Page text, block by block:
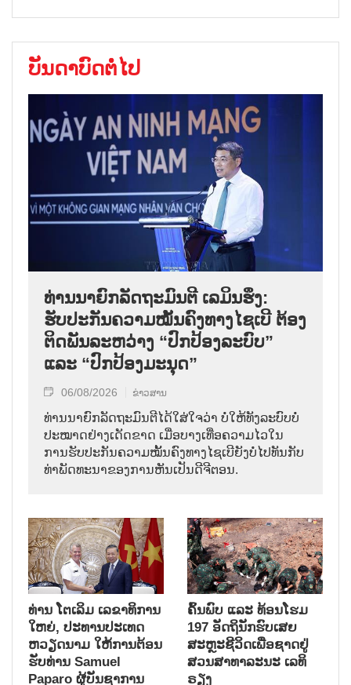
ບັນດາບົດຕໍ່ໄປ
ທ່ານນາຍົກລັດຖະມົນຕີ ເລມິນຮຶງ:
ຮັບປະກັນຄວາມໝັ້ນຄົງທາງໄຊເບີ ຕ້ອງ
ຕິດພັນລະຫວ່າງ “ປົກປ້ອງລະບົບ”
ແລະ “ປົກປ້ອງມະນຸດ”
06/08/2026 ຂ່າວສານ
ທ່ານນາຍົກລັດຖະມົນຕີໄດ້ໃສ່ໃຈວ່າ ບໍ່ໃຫ້ທັງລະບົບບໍ່
ປະໝາດຢ່າງເດັດຂາດ ເມື່ອບາງເທື່ອຄວາມໄວໃນ
ການຮັບປະກັນຄວາມໝັ້ນຄົງທາງໄຊເບີຍັງບໍ່ໄປທັນກັບ
ທ່າພັດທະນາຂອງການຫັນເປັນດີຈີຕອນ.
ທ່ານ ໂຕ​ເລິມ ເລ​ຂາ​ທິ​ການ​
ໃຫຍ່, ປະ​ທານ​ປະ​ເທດ ​
ຫວຽດ​ນາມ ໃຫ້​ການ​ຕ້ອນ​
ຮັບ​ທ່ານ Samuel
Paparo ຜູ້​ບັນ​ຊາ​ການ
ຄົ້ນ​ພົບ ແລະ ທ້ອນ​ໂຮມ
197 ອັດ​ຖິ​ນັກ​ຮົບ​ເສຍ​
ສະຫຼະ​ຊີ​ວິດ​ເພື່ອ​ຊາດ​ຢູ່​
ສວນ​ສາ​ທາ​ລະ​ນະ ເລ​ທິ​
ຣຽງ